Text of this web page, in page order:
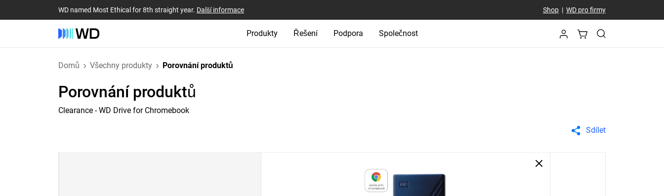
WD named Most Ethical for 8th straight year. Další informace Shop| WD pro firmy
Produkty Řešení Podpora Společnost
Domů Všechny produkty Porovnání produktů
Porovnání produktů
Clearance - WD Drive for Chromebook
Sdílet